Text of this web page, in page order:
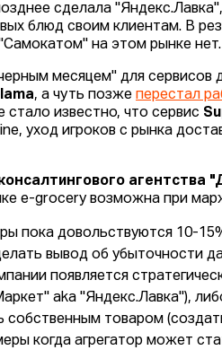
сделала
блюд своим клиентам. В
на этом рынке нет.
месяцем" для сервисов
, а чуть позжеперестал
стало известно, что сервис
уход игроков с рынка
агентства
e-grocery возможна при
пока довольствуются 10-
вывод об убыточности
появляется
aka "Яндекс.Лавка"),
собственным товаром
когда агрегатор может